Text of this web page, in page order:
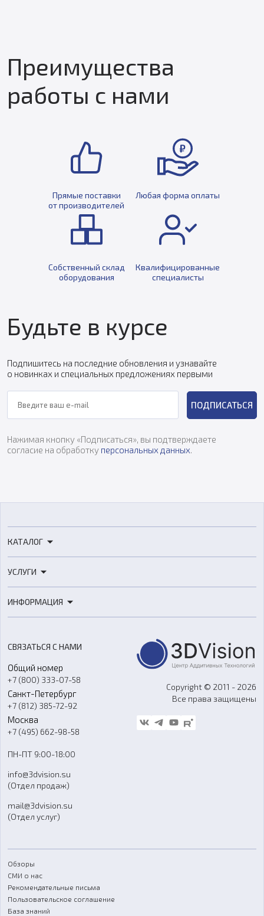
Преимущества
работы с нами
Прямые поставки
от производителей
Любая форма оплаты
Собственный склад
оборудования
Квалифицированные
специалисты
Будьте в курсе
Подпишитесь на последние обновления и узнавайте
о новинках и специальных предложениях первыми
ПОДПИСАТЬСЯ
Нажимая кнопку «Подписаться», вы подтверждаете
согласие на обработку персональных данных.
КАТАЛОГ
3D-сканеры
Расходные материалы
Оборудование и материалы для вакуумного литья
Аксессуары и прочее оборудование
Программное обеспечение
УСЛУГИ
3D-моделирование
Ремонт и услуги
ИНФОРМАЦИЯ
О компании
Контакты
Гос. закупки
Стать дилером
Блог
FAQ
СВЯЗАТЬСЯ С НАМИ
Общий номер
+7 (800) 333-07-58
Санкт-Петербург
+7 (812) 385-72-92
Москва
+7 (495) 662-98-58
ПН-ПТ 9:00-18:00
info@3dvision.su
(Отдел продаж)
mail@3dvision.su
(Отдел услуг)
Copyright © 2011 - 2026
Все права защищены
Обзоры
СМИ о нас
Рекомендательные письма
Пользовательское соглашение
База знаний